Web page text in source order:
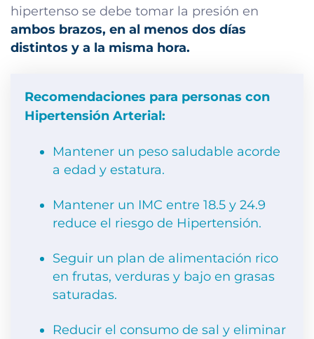
hipertenso se debe tomar la presión en
ambos brazos, en al menos dos días
distintos y a la misma hora.
Recomendaciones para personas con
Hipertensión Arterial:
Mantener un peso saludable acorde
a edad y estatura.
Mantener un IMC entre 18.5 y 24.9
reduce el riesgo de Hipertensión.
Seguir un plan de alimentación rico
en frutas, verduras y bajo en grasas
saturadas.
Reducir el consumo de sal y eliminar